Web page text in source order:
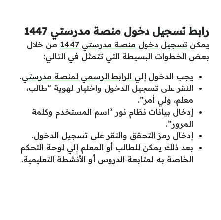
رابط تسجيل دخول منصة مدرستي 1447
يمكن تسجيل دخول منصة مدرستي 1447
من خلال
بعض الخطوات البسيطة التي تتمثل في التالي:
يجب الدخول إلي الرابط الرسمي لمنصة مدرستي.
النقر على تسجيل الدخول واختيار الهوية “طالب،
معلم، ولي أمر”.
إدخال بيانات نظام نور “اسم المستخدم وكلمة
المرور”.
إدخال رمز التحقق والنقر على تسجيل الدخول.
بعد ذلك يمكن للطالب أو المعلم إلي لوحة التحكم
الخاصة به لمتابعة الدروس أو الأنشطة التعليمية.